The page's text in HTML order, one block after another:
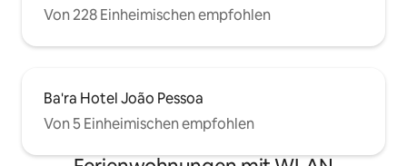
Von 228 Einheimischen empfohlen
Ba'ra Hotel João Pessoa
Von 5 Einheimischen empfohlen